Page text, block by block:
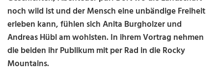
noch wild ist und der Mensch eine unbändige Freiheit
erleben kann, fühlen sich Anita Burgholzer und
Andreas Hübl am wohlsten. In ihrem Vortrag nehmen
die beiden ihr Publikum mit per Rad in die Rocky
Mountains.